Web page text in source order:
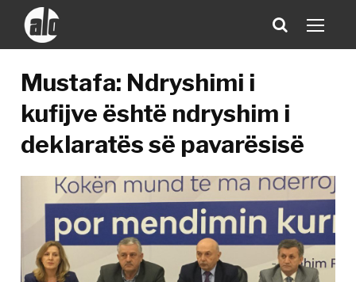
Mustafa: Ndryshimi i
kufijve është ndryshim i
deklaratës së pavarësisë